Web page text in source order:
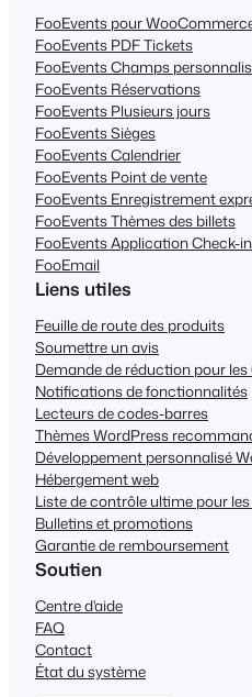
FooEvents pour
FooEvents PDF Tickets
FooEvents Champs
FooEvents Réservations
FooEvents Plusieurs jours
FooEvents Sièges
FooEvents Calendrier
FooEvents Point de vente
FooEvents Enregistrement
FooEvents Thèmes des billets
FooEvents Application Check-
FooEmail
Liens utiles
Feuille de route des produits
Soumettre un avis
Demande de réduction pour les
Notifications de fonctionnalités
Lecteurs de codes-barres
Thèmes WordPress
Développement personnalisé
Hébergement web
Liste de contrôle ultime pour
Bulletins et promotions
Garantie de remboursement
Soutien
Centre d'aide
FAQ
Contact
État du système